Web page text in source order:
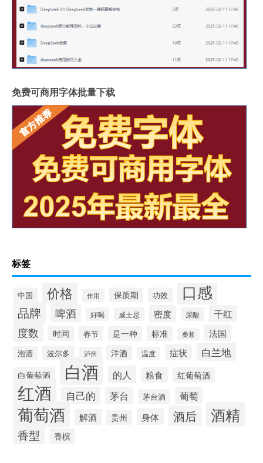
免费可商用字体批量下载
标签
中国 价格 作用 保质期 功效 口感
品牌 啤酒 好喝 威士忌 密度 尿酸 干红
度数 时间 春节 是一种 标准 桑葚 法国
泡酒 波尔多 泸州 洋酒 温度 症状 白兰地
白葡萄酒 白酒 的人 粮食 红葡萄酒
红酒 自己的 茅台 茅台酒 葡萄
葡萄酒 解酒 贵州 身体 酒后 酒精
香型 香槟